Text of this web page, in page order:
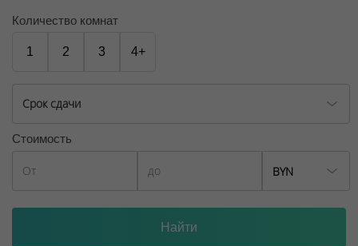
Количество комнат
1 2 3 4+
Срок сдачи
Стоимость
BYN